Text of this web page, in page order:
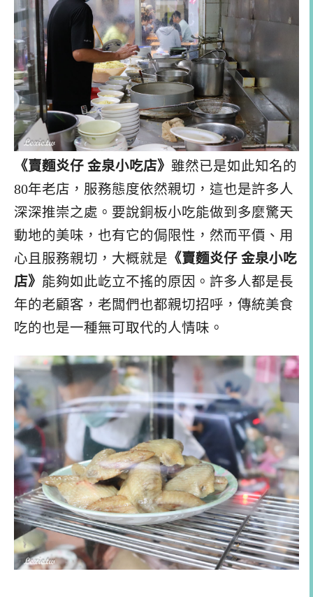
《賣麵炎仔 金泉小吃店》 雖然已是如此知名的
80年老店，服務態度依然親切，這也是許多人
深深推崇之處。要說銅板小吃能做到多麼驚天
動地的美味，也有它的侷限性，然而平價、用
心且服務親切，大概就是 《賣麵炎仔 金泉小吃
店》 能夠如此屹立不搖的原因。許多人都是長
年的老顧客，老闆們也都親切招呼，傳統美食
吃的也是一種無可取代的人情味。